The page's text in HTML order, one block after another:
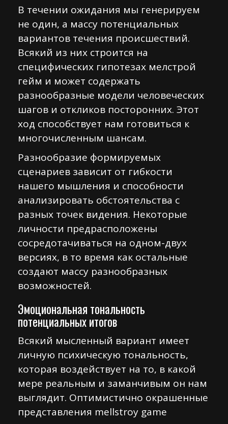
В течении ожидания мы генерируем
не один, а массу потенциальных
вариантов течения происшествий.
Всякий из них строится на
специфических гипотезах мелстрой
гейм и может содержать
разнообразные модели человеческих
шагов и откликов посторонних. Этот
ход способствует нам готовиться к
многочисленным шансам.
Разнообразие формируемых
сценариев зависит от гибкости
нашего мышления и способности
анализировать обстоятельства с
разных точек видения. Некоторые
личности предрасположены
сосредотачиваться на одном-двух
версиях, в то время как остальные
создают массу разнообразных
возможностей.
Эмоциональная тональность
потенциальных итогов
Всякий мысленный вариант имеет
личную психическую тональность,
которая воздействует на то, в какой
мере реальным и заманчивым он нам
выглядит. Оптимистично окрашенные
представления mellstroy game